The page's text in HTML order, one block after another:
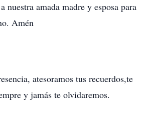
nuestra amada madre y esposa para
Amén
atesoramos tus recuerdos,te
y jamás te olvidaremos.